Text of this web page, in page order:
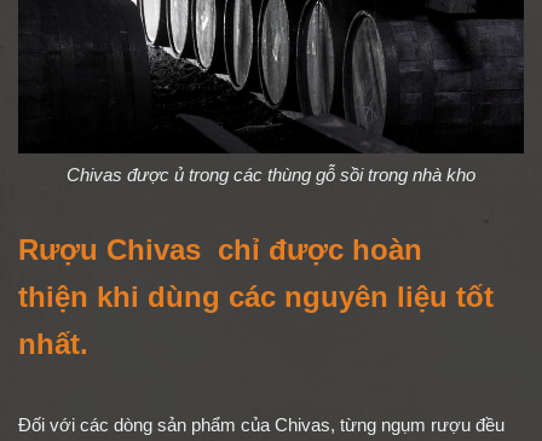
Chivas được ủ trong các thùng gỗ sồi trong nhà kho
Rượu Chivas chỉ được hoàn
thiện khi dùng các nguyên liệu tốt
nhất.
Đối với các dòng sản phẩm của Chivas, từng ngụm rượu đều